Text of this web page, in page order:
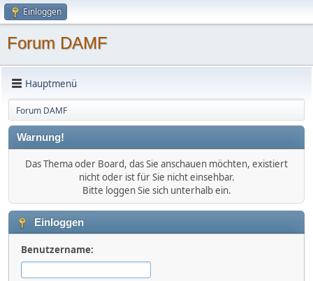
Einloggen
Forum DAMF
Hauptmenü
Forum DAMF
Warnung!
Das Thema oder Board, das Sie anschauen möchten, existiert
nicht oder ist für Sie nicht einsehbar.
Bitte loggen Sie sich unterhalb ein.
Einloggen
Benutzername: